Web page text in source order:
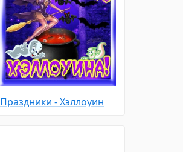
Праздники - Хэллоуин